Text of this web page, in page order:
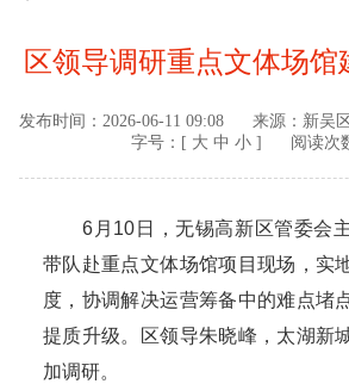
区领导调研重点文体场
发布时间： 2026-06-11 09:08 来源： 新吴
字号：[ 大 中 小] 阅读次
6月10日，无锡高新区管委会
带队赴重点文体场馆项目现场，实
度，协调解决运营筹备中的难点堵
提质升级。区领导朱晓峰，太湖新
加调研。